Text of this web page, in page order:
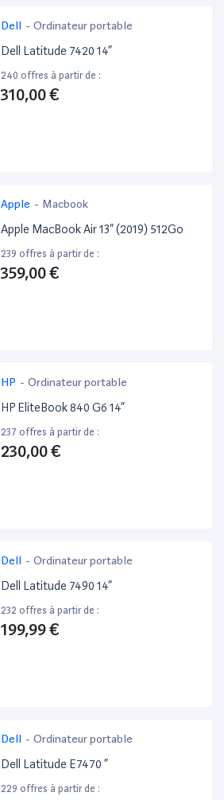
Dell - Ordinateur portable
Dell Latitude 7420 14”
240 offres à partir de :
310,00 €
Apple - Macbook
Apple MacBook Air 13” (2019) 512Go
239 offres à partir de :
359,00 €
HP - Ordinateur portable
HP EliteBook 840 G6 14”
237 offres à partir de :
230,00 €
Dell - Ordinateur portable
Dell Latitude 7490 14”
232 offres à partir de :
199,99 €
Dell - Ordinateur portable
Dell Latitude E7470 ”
229 offres à partir de :